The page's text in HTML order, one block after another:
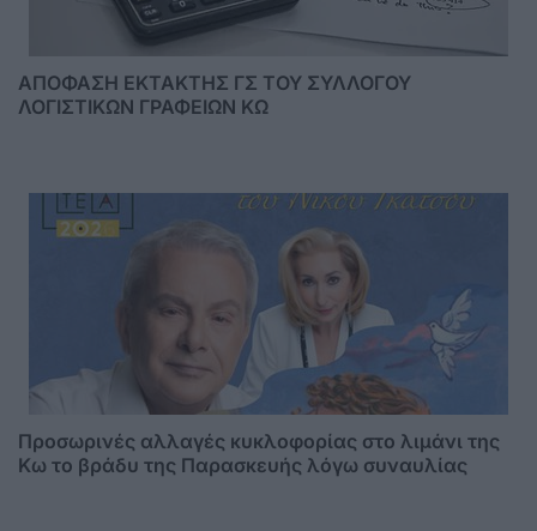
ΑΠΟΦΑΣΗ ΕΚΤΑΚΤΗΣ ΓΣ ΤΟΥ ΣΥΛΛΟΓΟΥ
ΛΟΓΙΣΤΙΚΩΝ ΓΡΑΦΕΙΩΝ ΚΩ
Προσωρινές αλλαγές κυκλοφορίας στο λιμάνι της
Κω το βράδυ της Παρασκευής λόγω συναυλίας